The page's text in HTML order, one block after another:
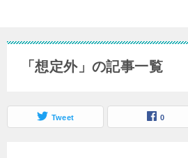
「想定外」の記事一覧
Tweet 0